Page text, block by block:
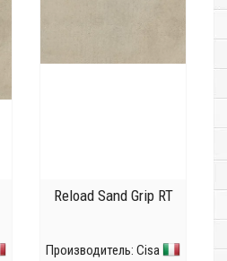
Reload Sand Grip RT
Производитель: Cisa